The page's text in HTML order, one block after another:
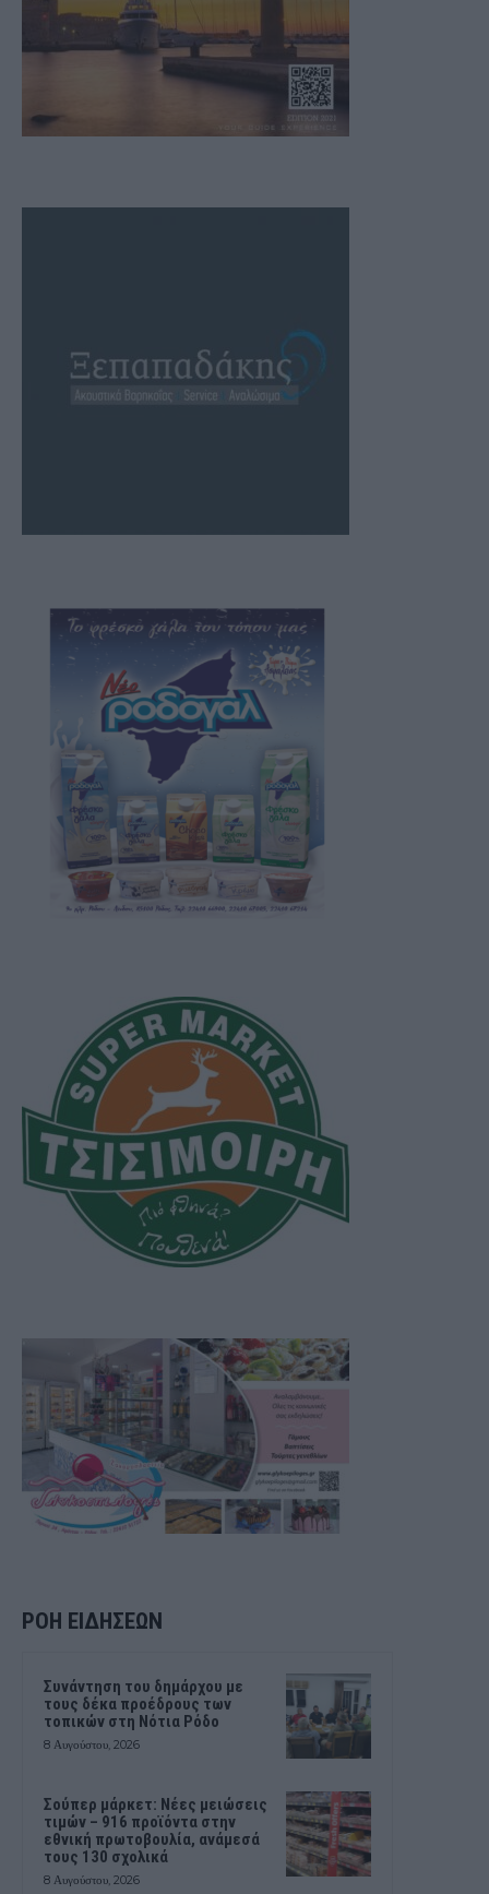
ΡΟΗ ΕΙΔΗΣΕΩΝ
Συνάντηση του δημάρχου με
τους δέκα προέδρους των
τοπικών στη Νότια Ρόδο
8 Αυγούστου, 2026
Σούπερ μάρκετ: Νέες μειώσεις
τιμών – 916 προϊόντα στην
εθνική πρωτοβουλία, ανάμεσά
τους 130 σχολικά
8 Αυγούστου, 2026